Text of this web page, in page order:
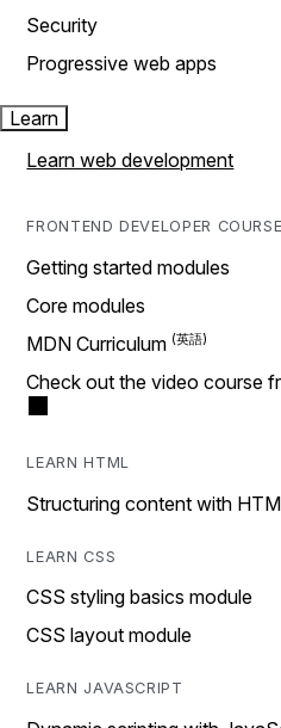
Security
Progressive web apps
Learn
Learn web development
FRONTEND DEVELOPER COURSE
Getting started modules
Core modules
MDN Curriculum
Check out the video course
LEARN HTML
Structuring content with
LEARN CSS
CSS styling basics module
CSS layout module
LEARN JAVASCRIPT